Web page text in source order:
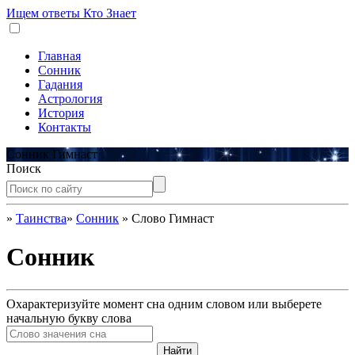
Ищем ответы Кто Знает
Главная
Сонник
Гадания
Астрология
История
Контакты
Сонник Гимнаст
Поиск
» Таинства» Сонник » Слово Гимнаст
Сонник
Охарактеризуйте момент сна одним словом или выберете
начальную букву слова